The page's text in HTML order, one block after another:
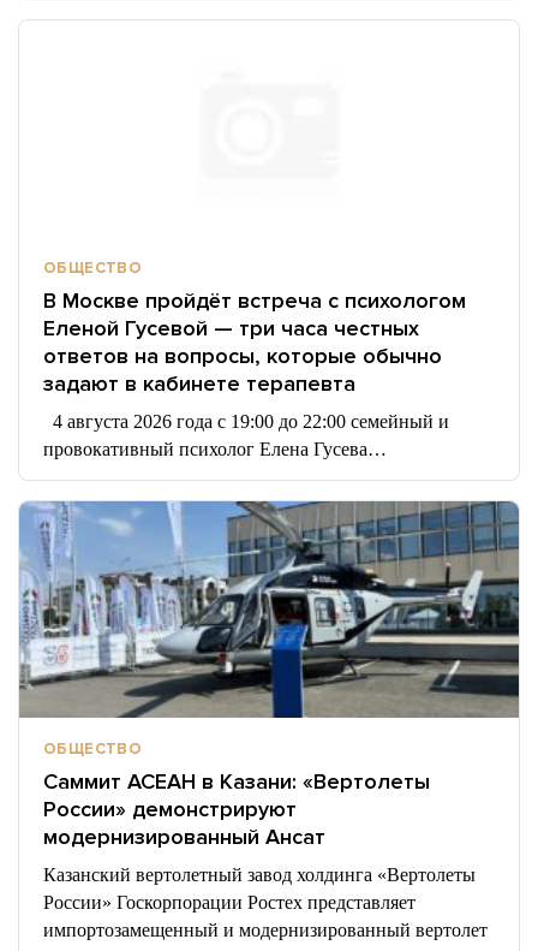
ОБЩЕСТВО
В Москве пройдёт встреча с психологом
Еленой Гусевой — три часа честных
ответов на вопросы, которые обычно
задают в кабинете терапевта
4 августа 2026 года с 19:00 до 22:00 семейный и
провокативный психолог Елена Гусева…
ОБЩЕСТВО
Саммит АСЕАН в Казани: «Вертолеты
России» демонстрируют
модернизированный Ансат
Казанский вертолетный завод холдинга «Вертолеты
России» Госкорпорации Ростех представляет
импортозамещенный и модернизированный вертолет